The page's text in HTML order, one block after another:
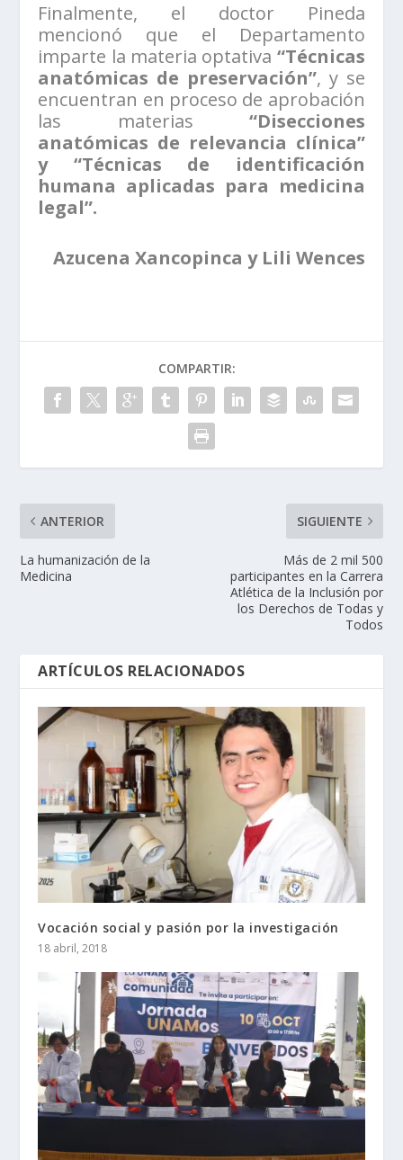
Finalmente, el doctor Pineda
mencionó que el Departamento
imparte la materia optativa “Técnicas
anatómicas de preservación”, y se
encuentran en proceso de aprobación
las materias “Disecciones
anatómicas de relevancia clínica”
y “Técnicas de identificación
humana aplicadas para medicina
legal”.
Azucena Xancopinca y Lili Wences
COMPARTIR:
ANTERIOR
La humanización de la
Medicina
SIGUIENTE
Más de 2 mil 500
participantes en la Carrera
Atlética de la Inclusión por
los Derechos de Todas y
Todos
ARTÍCULOS RELACIONADOS
Vocación social y pasión por la investigación
18 abril, 2018